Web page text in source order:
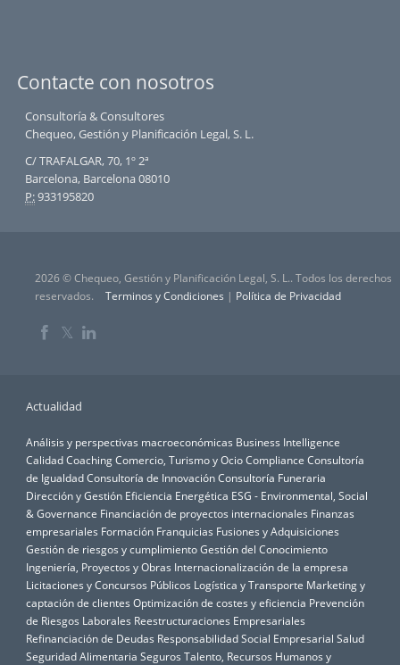
Contacte con nosotros
Consultoría & Consultores
Chequeo, Gestión y Planificación Legal, S. L.
C/ TRAFALGAR, 70, 1º 2ª
Barcelona, Barcelona 08010
P:933195820
2026 © Chequeo, Gestión y Planificación Legal, S. L.. Todos los derechos
reservados.
Terminos y Condiciones | Política de Privacidad
𝕏
Actualidad
Análisis y perspectivas macroeconómicas Business Intelligence
CalidadCoachingComercio, Turismo y OcioCompliance Consultoría
de IgualdadConsultoría de InnovaciónConsultoría Funeraria
Dirección y Gestión Eficiencia Energética ESG - Environmental, Social
& Governance Financiación de proyectos internacionales Finanzas
empresariales Formación Franquicias Fusiones y Adquisiciones
Gestión de riesgos y cumplimientoGestión del Conocimiento
Ingeniería, Proyectos y Obras Internacionalización de la empresa
Licitaciones y Concursos Públicos Logística y Transporte Marketing y
captación de clientes Optimización de costes y eficiencia Prevención
de Riesgos Laborales Reestructuraciones Empresariales
Refinanciación de Deudas Responsabilidad Social Empresarial Salud
Seguridad Alimentaria Seguros Talento, Recursos Humanos y